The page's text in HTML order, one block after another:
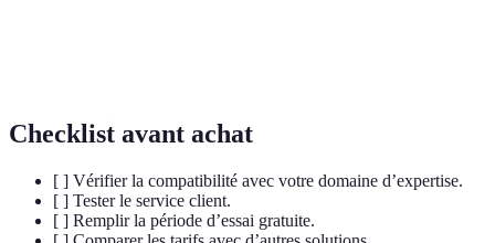
Checklist avant achat
[ ] Vérifier la compatibilité avec votre domaine d’expertise.
[ ] Tester le service client.
[ ] Remplir la période d’essai gratuite.